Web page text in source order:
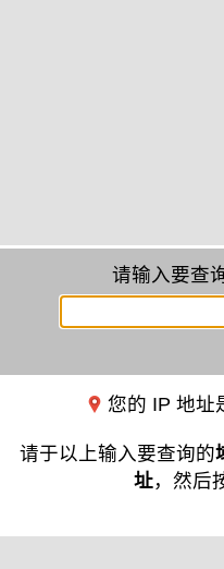
请输入要查
您的 IP 地址
请于以上输入要查询的
址，然后